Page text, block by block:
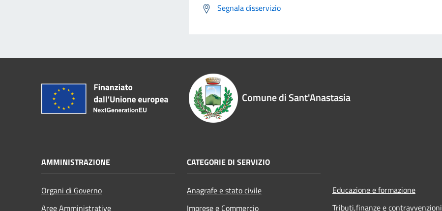
Segnala disservizio
Comune di Sant'Anastasia
AMMINISTRAZIONE
Organi di Governo
Aree Amministrative
CATEGORIE DI SERVIZIO
Anagrafe e stato civile
Imprese e Commercio
Educazione e formazione
Tributi,finanze e contravvenzioni